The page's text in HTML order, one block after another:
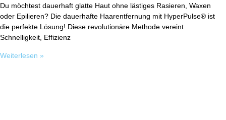
Du möchtest dauerhaft glatte Haut ohne lästiges Rasieren, Waxen
oder Epilieren? Die dauerhafte Haarentfernung mit HyperPulse® ist
die perfekte Lösung! Diese revolutionäre Methode vereint
Schnelligkeit, Effizienz
Weiterlesen »